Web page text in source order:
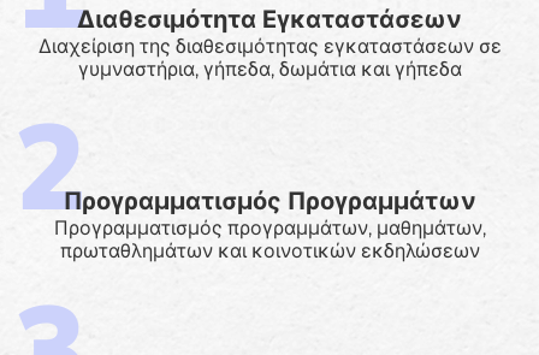
Διαθεσιμότητα Εγκαταστάσεων
Διαχείριση της διαθεσιμότητας εγκαταστάσεων σε
γυμναστήρια, γήπεδα, δωμάτια και γήπεδα
Προγραμματισμός Προγραμμάτων
Προγραμματισμός προγραμμάτων, μαθημάτων,
πρωταθλημάτων και κοινοτικών εκδηλώσεων